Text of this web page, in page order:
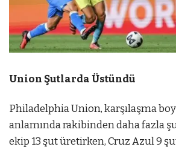
Union Şutlarda Üstündü
Philadelphia Union, karşılaşma
anlamında rakibinden daha fazla
ekip 13 şut üretirken, Cruz Azul 9